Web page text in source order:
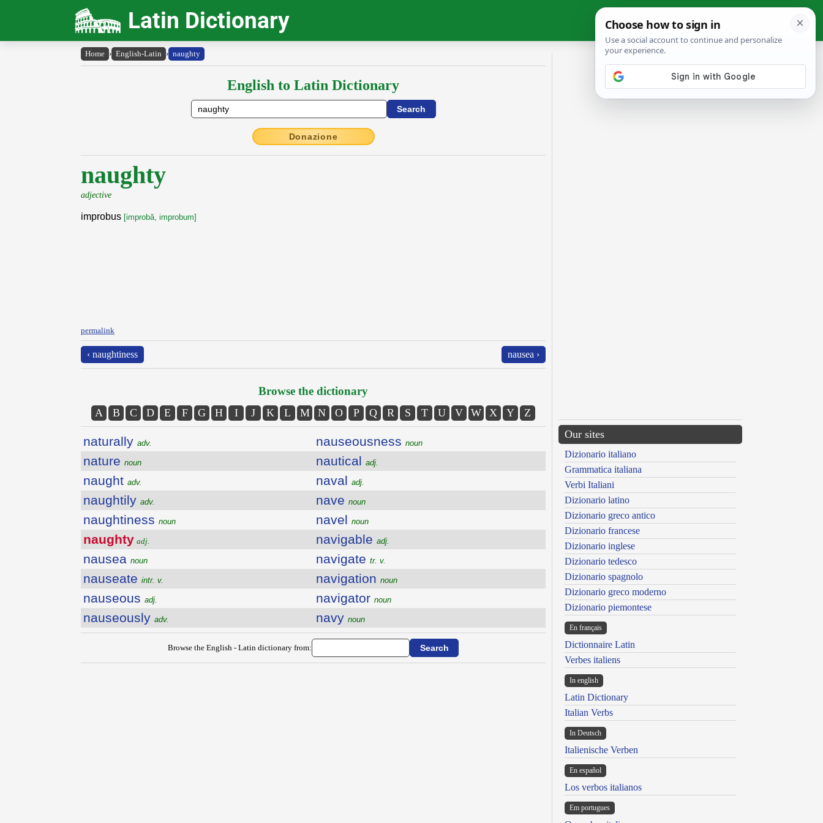
Latin Dictionary
Home › English-Latin › naughty
English to Latin Dictionary
Donazione
naughty
adjective
improbus [improbă, improbum]
permalink
‹ naughtiness nausea ›
Browse the dictionary
A B C D E F G H I J K L M N O P Q R S T U V W X Y Z
naturally adv.
nature noun
naught adv.
naughtily adv.
naughtiness noun
naughty adj.
nausea noun
nauseate intr. v.
nauseous adj.
nauseously adv.
nauseousness noun
nautical adj.
naval adj.
nave noun
navel noun
navigable adj.
navigate tr. v.
navigation noun
navigator noun
navy noun
Browse the English - Latin dictionary from:
Our sites
Dizionario italiano
Grammatica italiana
Verbi Italiani
Dizionario latino
Dizionario greco antico
Dizionario francese
Dizionario inglese
Dizionario tedesco
Dizionario spagnolo
Dizionario greco moderno
Dizionario piemontese
En français
Dictionnaire Latin
Verbes italiens
In english
Latin Dictionary
Italian Verbs
In Deutsch
Italienische Verben
En español
Los verbos italianos
Em portugues